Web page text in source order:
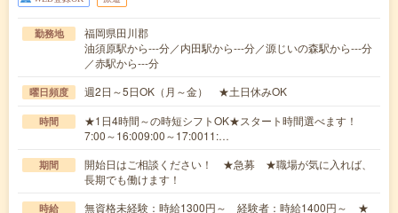
勤務地
福岡県田川郡
油須原駅から---分／内田駅から---分／源じいの森駅から---分
／赤駅から---分
曜日頻度 週2日～5日OK（月～金） ★土日休みOK
時間
★1日4時間～の時短シフトOK★スタート時間選べます！
7:00～16:009:00～17:0011:…
期間
開始日はご相談ください！ ★急募 ★職場が気に入れば、
長期でも働けます！
時給
無資格未経験：時給1300円～ 経験者：時給1400円～ ★